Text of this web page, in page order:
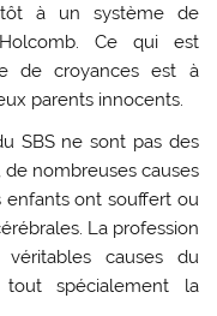
à un système de
Ce qui est
de croyances est à
parents innocents.
SBS ne sont pas des
nombreuses causes
ont souffert ou
La profession
causes du
spécialement la